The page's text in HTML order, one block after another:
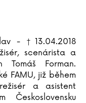
- †13.04.2018
scenárista a
Tomáš Forman.
FAMU, již během
a asistent